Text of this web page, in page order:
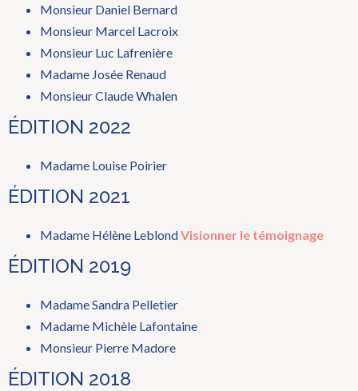
Monsieur Daniel Bernard
Monsieur Marcel Lacroix
Monsieur Luc Lafrenière
Madame Josée Renaud
Monsieur Claude Whalen
ÉDITION 2022
Madame Louise Poirier
ÉDITION 2021
Madame Hélène LeblondVisionner le témoignage
ÉDITION 2019
Madame Sandra Pelletier
Madame Michèle Lafontaine
Monsieur Pierre Madore
ÉDITION 2018